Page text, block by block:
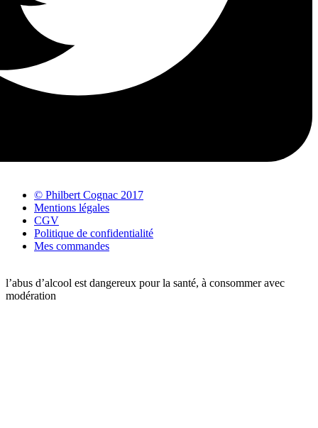
© Philbert Cognac 2017
Mentions légales
CGV
Politique de confidentialité
Mes commandes
l’abus d’alcool est dangereux pour la santé, à consommer avec
modération